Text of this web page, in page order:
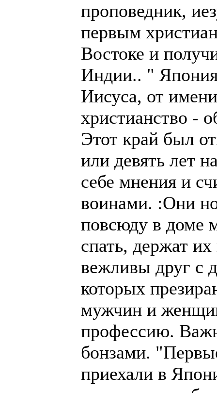
проповедник,
первым
Востоке и
Индии.. "
Иисуса, от
христианство -
Этот край был
или девять лет
себе мнения и
воинами. :Они
повсюду в доме
спать, держат
вежливы друг с
которых
мужчин и
профессию.
бонзами.
приехали в